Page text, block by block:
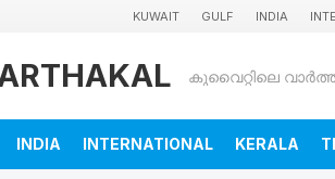
KUWAIT GULF INDIA
INDIA INTERNATIONAL KERALA